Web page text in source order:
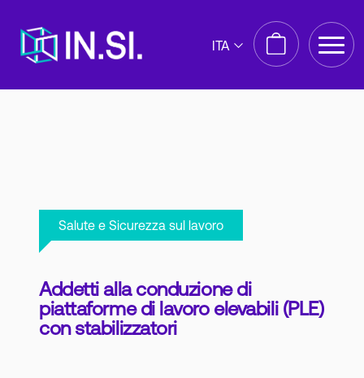
Salute e Sicurezza sul lavoro
Addetti alla conduzione di
piattaforme di lavoro elevabili (PLE)
con stabilizzatori
ITA